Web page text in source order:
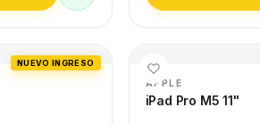
NUEVO INGRESO
APPLE
iPad Pro M5 11"